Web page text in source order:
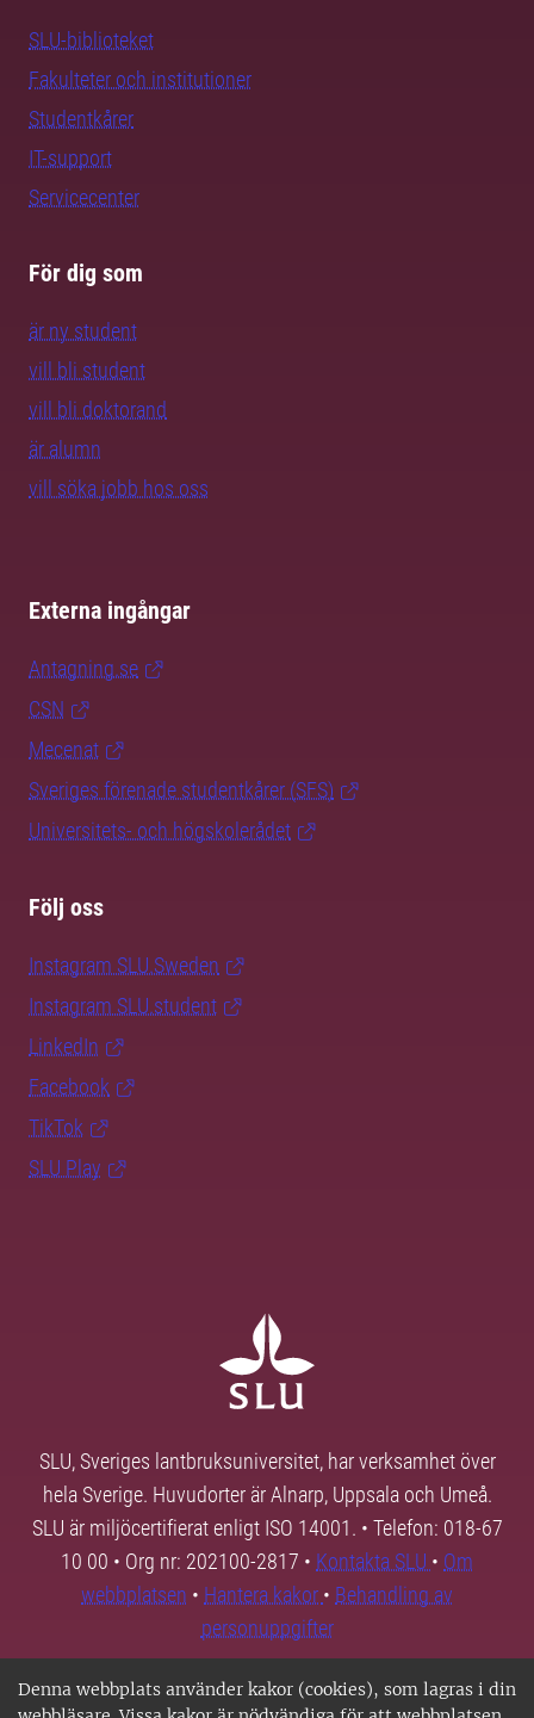
Denna webbplats använder kakor (cookies), som lagras i din
SLU-biblioteket
Fakulteter och institutioner
Studentkårer
IT-support
Servicecenter
För dig som
är ny student
vill bli student
vill bli doktorand
är alumn
vill söka jobb hos oss
Externa ingångar
Antagning.se
CSN
Mecenat
Sveriges förenade studentkårer (SFS)
Universitets- och högskolerådet
Följ oss
Instagram SLU.Sweden
Instagram SLU.student
LinkedIn
Facebook
TikTok
SLU Play
SLU, Sveriges lantbruksuniversitet, har verksamhet över
hela Sverige. Huvudorter är Alnarp, Uppsala och Umeå.
SLU är miljöcertifierat enligt ISO 14001. • Telefon: 018-67
10 00 • Org nr: 202100-2817 • Kontakta SLU • Om
webbplatsen • Hantera kakor • Behandling av
personuppgifter